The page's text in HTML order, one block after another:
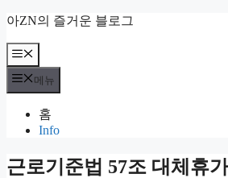
컨
츠
로
아ZN의 즐거운 블로그
메
뉴
메뉴
홈
Info
근로기준법 57조 대체휴